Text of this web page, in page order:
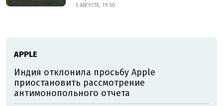
5 АВГУСТА, 19:50
АPPLE
Индия отклонила просьбу Apple
приостановить рассмотрение
антимонопольного отчета